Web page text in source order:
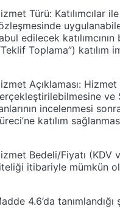
Türü: Katılımcılar
edilecek
Toplama”) katılım
Açıklaması:
ve
incelenmesi
katılım
Bedeli/Fiyatı (KDV
itibariyle mümkün
4.6’da